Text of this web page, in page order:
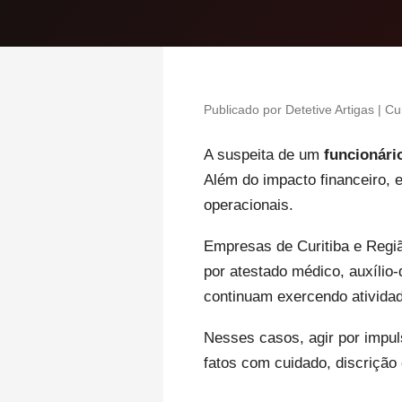
Publicado por Detetive Artigas |
A suspeita de um
Além do impacto financeiro,
operacionais.
Empresas de Curitiba e
por atestado médico,
continuam exercendo
Nesses casos, agir por
fatos com cuidado,